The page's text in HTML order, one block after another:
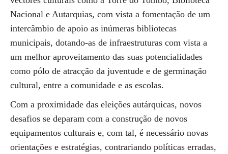
Nacional e Autarquias, com vista a fomentação de um
intercâmbio de apoio as inúmeras bibliotecas
municipais, dotando-as de infraestruturas com vista a
um melhor aproveitamento das suas potencialidades
como pólo de atracção da juventude e de germinação
cultural, entre a comunidade e as escolas.
Com a proximidade das eleições autárquicas, novos
desafios se deparam com a construção de novos
equipamentos culturais e, com tal, é necessário novas
orientações e estratégias, contrariando políticas erradas,